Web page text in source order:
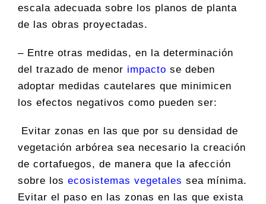
escala adecuada sobre los planos de planta
de las obras proyectadas.
– Entre otras medidas, en la determinación
del trazado de menor impacto se deben
adoptar medidas cautelares que minimicen
los efectos negativos como pueden ser:
Evitar zonas en las que por su densidad de
vegetación arbórea sea necesario la creación
de cortafuegos, de manera que la afección
sobre los ecosistemas vegetales sea mínima.
Evitar el paso en las zonas en las que exista